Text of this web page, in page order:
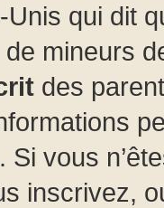
Unis qui dit
mineurs
des
Si vous
inscrivez,